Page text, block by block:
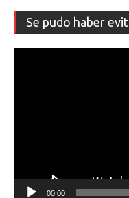
Se pudo haber
00:00